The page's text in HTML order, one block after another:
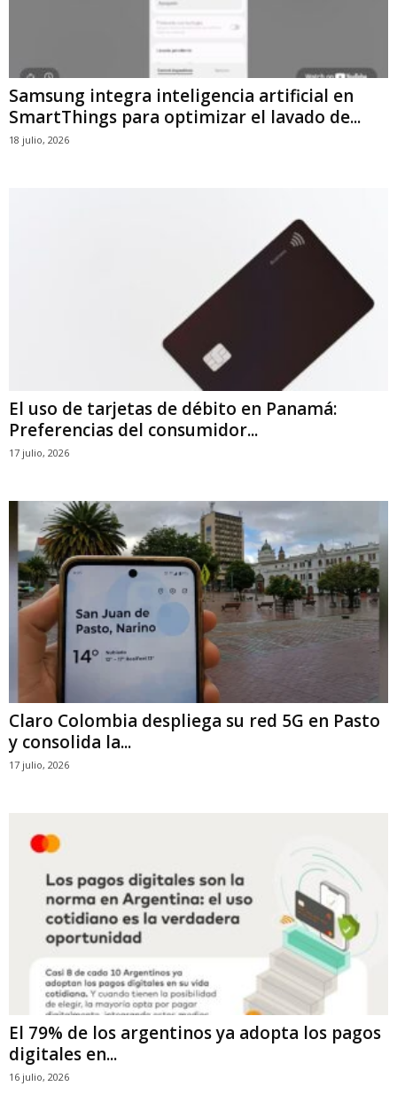
Samsung integra inteligencia artificial en
SmartThings para optimizar el lavado de...
18 julio, 2026
El uso de tarjetas de débito en Panamá:
Preferencias del consumidor...
17 julio, 2026
Claro Colombia despliega su red 5G en Pasto
y consolida la...
17 julio, 2026
El 79% de los argentinos ya adopta los pagos
digitales en...
16 julio, 2026